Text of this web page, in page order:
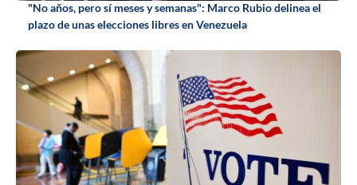
"No años, pero sí meses y semanas": Marco Rubio delinea el
plazo de unas elecciones libres en Venezuela